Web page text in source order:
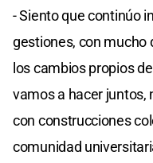
- Siento que continúo
gestiones, con mucho
los cambios propios
vamos a hacer juntos,
con construcciones
comunidad